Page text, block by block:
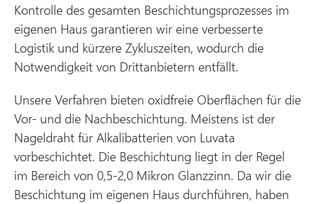
Kontrolle des gesamten Beschichtungsprozesses im
eigenen Haus garantieren wir eine verbesserte
Logistik und kürzere Zykluszeiten, wodurch die
Notwendigkeit von Drittanbietern entfällt.
Unsere Verfahren bieten oxidfreie Oberflächen für die
Vor- und die Nachbeschichtung. Meistens ist der
Nageldraht für Alkalibatterien von Luvata
vorbeschichtet. Die Beschichtung liegt in der Regel
im Bereich von 0,5-2,0 Mikron Glanzzinn. Da wir die
Beschichtung im eigenen Haus durchführen, haben